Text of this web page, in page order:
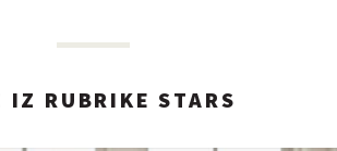
IZ RUBRIKE STARS